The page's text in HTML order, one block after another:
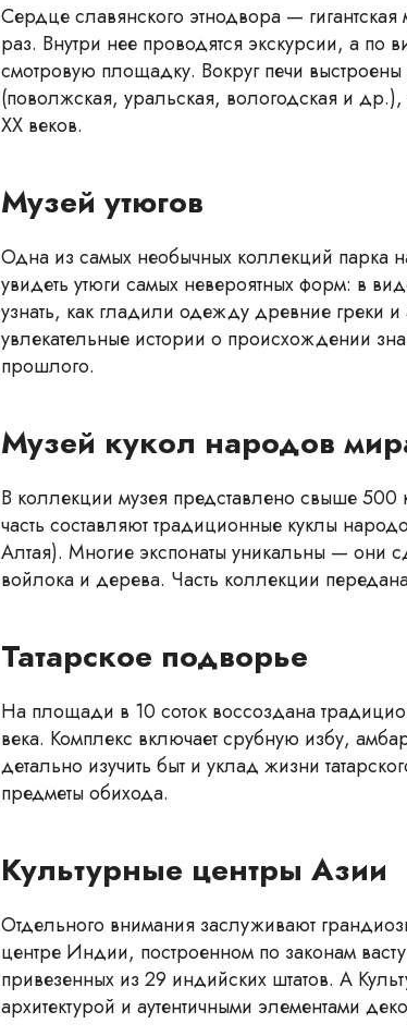
Сердце славянского этнодвора —
раз. Внутри нее проводятся экскурсии, а по
смотровую площадку. Вокруг печи
(поволжская, уральская, вологодская и др.),
XX веков.
Музей утюгов
Одна из самых необычных коллекций парка
увидеть утюги самых невероятных форм: в
узнать, как гладили одежду древние греки
увлекательные истории о происхождении
прошлого.
Музей кукол народов
В коллекции музея представлено свыше 500
часть составляют традиционные куклы
Алтая). Многие экспонаты уникальны — они
войлока и дерева. Часть коллекции
Татарское подворье
На площади в 10 соток воссоздана
века. Комплекс включает срубную избу,
детально изучить быт и уклад жизни
предметы обихода.
Культурные центры Азии
Отдельного внимания заслуживают
центре Индии, построенном по законам
привезенных из 29 индийских штатов. А
архитектурой и аутентичными элементами